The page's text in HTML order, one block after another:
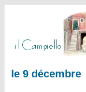
le 9 décembre